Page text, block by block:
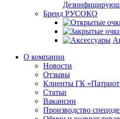
Бренд РУСОКО
О компании
Новости
Отзывы
Клиенты ГК
Статьи
Вакансии
Производство